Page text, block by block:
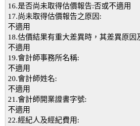
16.是否尚未取得估價報告:否或不適用
17.尚未取得估價報告之原因:
不適用
18.估價結果有重大差異時，其差異原因
不適用
19.會計師事務所名稱:
不適用
20.會計師姓名:
不適用
21.會計師開業證書字號:
不適用
22.經紀人及經紀費用: